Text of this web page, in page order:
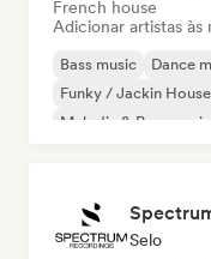
French house
Adicionar artistas às
Bass music Dance
Funky / Jackin House
Melodic &
Selo